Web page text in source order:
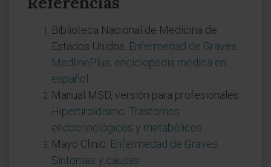
Biblioteca Nacional de Medicina de
Estados Unidos. Enfermedad de Graves.
MedlinePlus, enciclopedia médica en
español
Manual MSD, versión para profesionales.
Hipertiroidismo. Trastornos
endocrinológicos y metabólicos
Mayo Clinic. Enfermedad de Graves.
Síntomas y causas